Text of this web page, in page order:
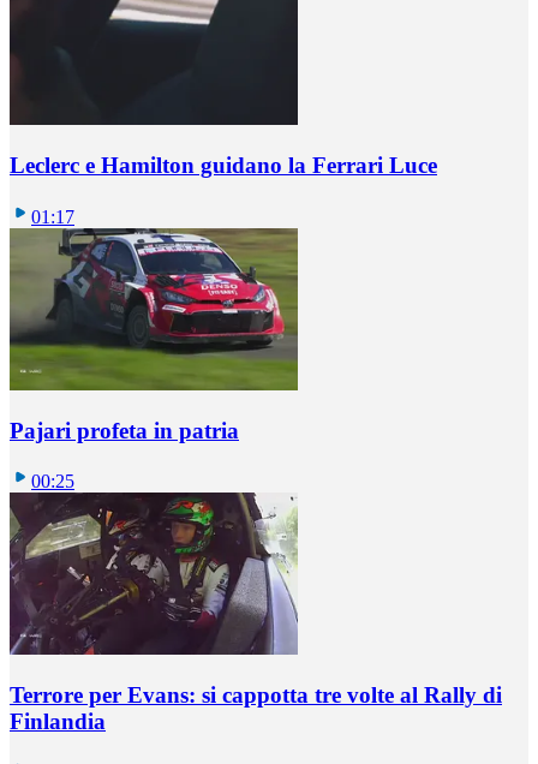
Leclerc e Hamilton guidano la Ferrari Luce
01:17
Pajari profeta in patria
00:25
Terrore per Evans: si cappotta tre volte al Rally di
Finlandia